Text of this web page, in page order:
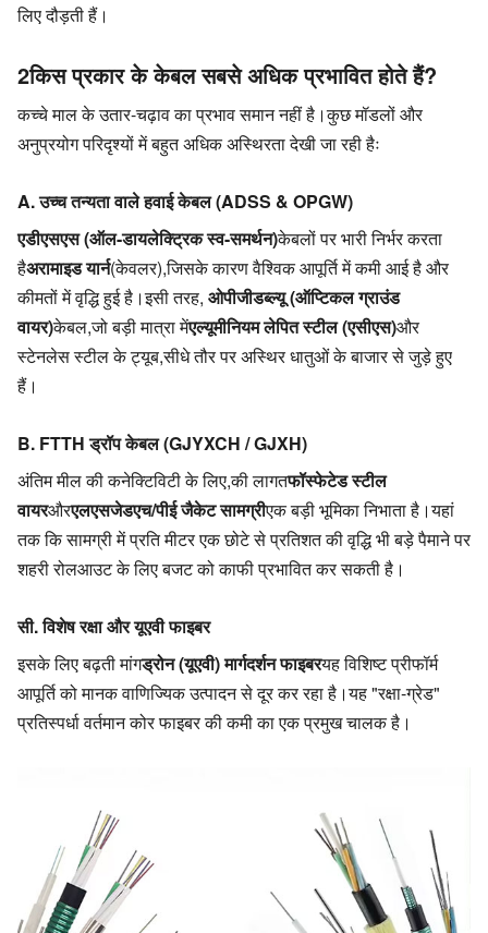
लिए दौड़ती हैं।
2किस प्रकार के केबल सबसे अधिक प्रभावित होते हैं?
कच्चे माल के उतार-चढ़ाव का प्रभाव समान नहीं है।कुछ मॉडलों और
अनुप्रयोग परिदृश्यों में बहुत अधिक अस्थिरता देखी जा रही हैः
A. उच्च तन्यता वाले हवाई केबल (ADSS & OPGW)
एडीएसएस (ऑल-डायलेक्ट्रिक स्व-समर्थन)केबलों पर भारी निर्भर करता
हैअरामाइड यार्न(केवलर),जिसके कारण वैश्विक आपूर्ति में कमी आई है और
कीमतों में वृद्धि हुई है।इसी तरह, ओपीजीडब्ल्यू (ऑप्टिकल ग्राउंड
वायर)केबल,जो बड़ी मात्रा मेंएल्यूमीनियम लेपित स्टील (एसीएस)और
स्टेनलेस स्टील के ट्यूब,सीधे तौर पर अस्थिर धातुओं के बाजार से जुड़े हुए
हैं।
B. FTTH ड्रॉप केबल (GJYXCH / GJXH)
अंतिम मील की कनेक्टिविटी के लिए,की लागतफॉस्फेटेड स्टील
वायरऔरएलएसजेडएच/पीई जैकेट सामग्रीएक बड़ी भूमिका निभाता है।यहां
तक कि सामग्री में प्रति मीटर एक छोटे से प्रतिशत की वृद्धि भी बड़े पैमाने पर
शहरी रोलआउट के लिए बजट को काफी प्रभावित कर सकती है।
सी. विशेष रक्षा और यूएवी फाइबर
इसके लिए बढ़ती मांगड्रोन (यूएवी) मार्गदर्शन फाइबरयह विशिष्ट प्रीफॉर्म
आपूर्ति को मानक वाणिज्यिक उत्पादन से दूर कर रहा है।यह "रक्षा-ग्रेड"
प्रतिस्पर्धा वर्तमान कोर फाइबर की कमी का एक प्रमुख चालक है।